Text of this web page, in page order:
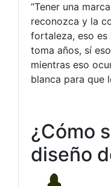
“Tener una
reconozca y la
fortaleza, eso
toma años, sí
mientras eso
blanca para que
¿Cómo
diseño